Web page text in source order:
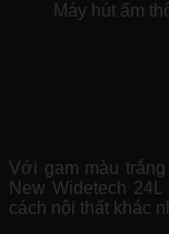
Máy hút ẩm
Với gam màu
New Widetech
cách nội thất khác